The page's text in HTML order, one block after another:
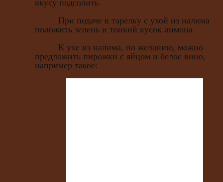
При подаче в тарелку с ухой из налима
положить зелень и тонкий кусок лимона.
К ухе из налима, по желанию, можно
предложить пирожки с яйцом и белое вино,
например такое: